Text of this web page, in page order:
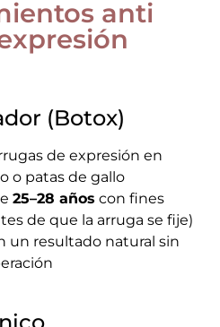
anti
(Botox)
de expresión en
o patas de gallo
25–28 años con fines
de que la arruga se fije)
un resultado natural sin